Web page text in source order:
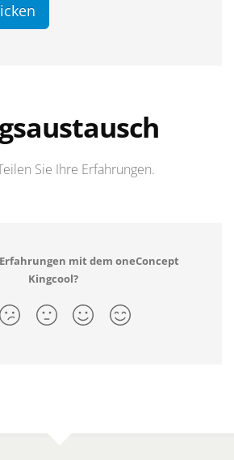
Sie Ihre Erfahrungen.
mit dem oneConcept
Kingcool?